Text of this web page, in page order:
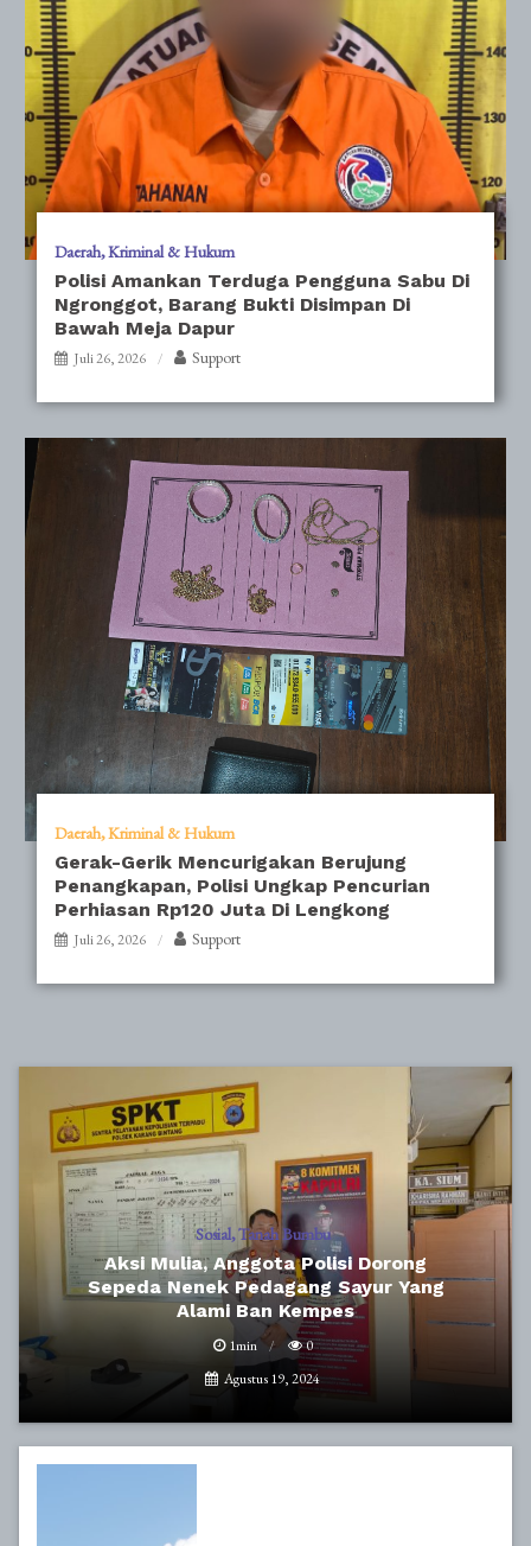
Daerah Kriminal & Hukum
Polisi Amankan Terduga Pengguna Sabu Di
Ngronggot, Barang Bukti Disimpan Di
Bawah Meja Dapur
Juli 26, 2026 Support
Daerah Kriminal & Hukum
Gerak-Gerik Mencurigakan Berujung
Penangkapan, Polisi Ungkap Pencurian
Perhiasan Rp120 Juta Di Lengkong
Juli 26, 2026 Support
Sosial Tanah Bumbu
Aksi Mulia, Anggota Polisi Dorong
Sepeda Nenek Pedagang Sayur Yang
Alami Ban Kempes
1min
0
Agustus 19, 2024